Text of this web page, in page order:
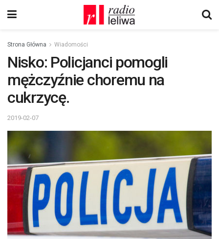
Strona Główna Wiadomości
Nisko: Policjanci pomogli
mężczyźnie choremu na
cukrzycę.
2019-02-07